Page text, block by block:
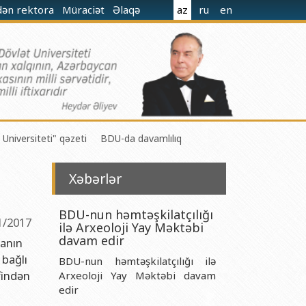
rektora Müraciət Əlaqə az ru en
adına Kataliz və Qeyri-üzvi Kimya İnstitutu
və Mexanika İnstitutu
Biologiya və Biotexnologiyalar İnstitutu
Universiteti" qəzeti BDU-da davamlılıq
2017
Xəbərlər
BDU-nun həmtəşkilatçılığı
ilə Arxeoloji Yay Məktəbi
davam edir
BDU-nun həmtəşkilatçılığı ilə
Arxeoloji Yay Məktəbi davam
edir